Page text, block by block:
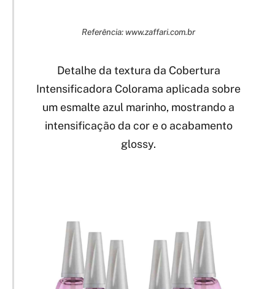
Referência: www.zaffari.com.br
Detalhe da textura da Cobertura
Intensificadora Colorama aplicada sobre
um esmalte azul marinho, mostrando a
intensificação da cor e o acabamento
glossy.